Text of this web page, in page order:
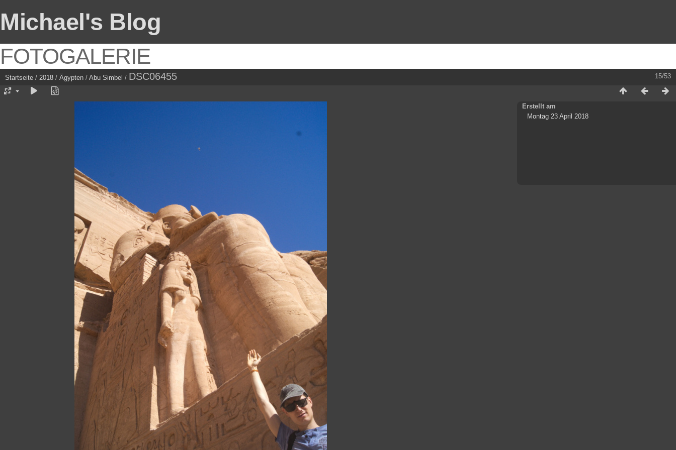
Michael's Blog
FOTOGALERIE
15/53
Startseite / 2018 / Ägypten / Abu Simbel / DSC06455
Erstellt am
Montag 23 April 2018